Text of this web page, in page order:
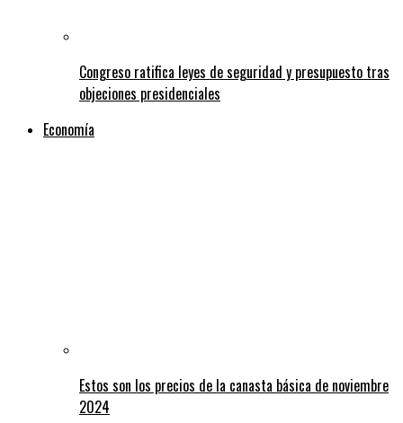
Congreso ratifica leyes de seguridad y presupuesto tras
objeciones presidenciales
Economía
Estos son los precios de la canasta básica de noviembre
2024